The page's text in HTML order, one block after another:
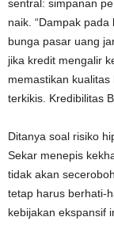
sentral: simpanan
naik. “Dampak
bunga pasar uang
jika kredit mengalir
memastikan
terkikis. Kredibilitas
Ditanya soal risiko
Sekar menepis
tidak akan
tetap harus berhati-
kebijakan ekspansif